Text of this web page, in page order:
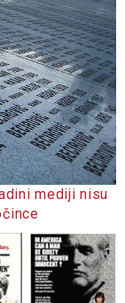
mediji nisu